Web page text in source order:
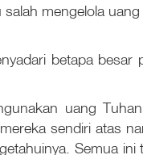
mengelola
betapa besar
uang
sendiri atas
Semua ini